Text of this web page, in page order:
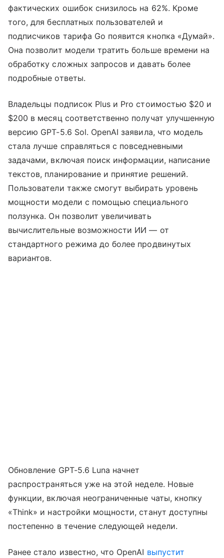
фактических ошибок снизилось на 62%. Кроме
того, для бесплатных пользователей и
подписчиков тарифа Go появится кнопка «Думай».
Она позволит модели тратить больше времени на
обработку сложных запросов и давать более
подробные ответы.
Владельцы подписок Plus и Pro стоимостью $20 и
$200 в месяц соответственно получат улучшенную
версию GPT-5.6 Sol. OpenAI заявила, что модель
стала лучше справляться с повседневными
задачами, включая поиск информации, написание
текстов, планирование и принятие решений.
Пользователи также смогут выбирать уровень
мощности модели с помощью специального
ползунка. Он позволит увеличивать
вычислительные возможности ИИ — от
стандартного режима до более продвинутых
вариантов.
Обновление GPT-5.6 Luna начнет
распространяться уже на этой неделе. Новые
функции, включая неограниченные чаты, кнопку
«Think» и настройки мощности, станут доступны
постепенно в течение следующей недели.
Ранее стало известно, что OpenAI выпустит